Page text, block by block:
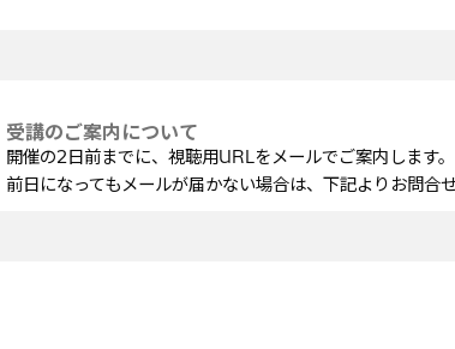
受講のご案内について
開催の2日前までに、視聴用URLをメールでご案内します。
前日になってもメールが届かない場合は、下記よりお問合せ